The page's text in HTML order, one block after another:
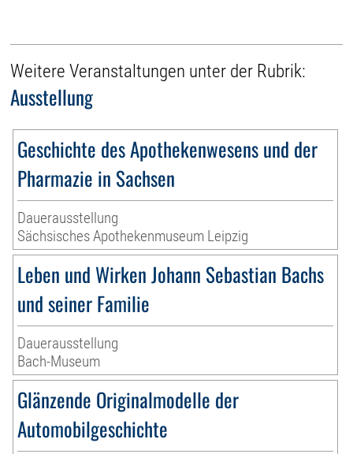
Weitere Veranstaltungen unter der Rubrik:
Ausstellung
Geschichte des Apothekenwesens und der
Pharmazie in Sachsen
Dauerausstellung
Sächsisches Apothekenmuseum Leipzig
Leben und Wirken Johann Sebastian Bachs
und seiner Familie
Dauerausstellung
Bach-Museum
Glänzende Originalmodelle der
Automobilgeschichte